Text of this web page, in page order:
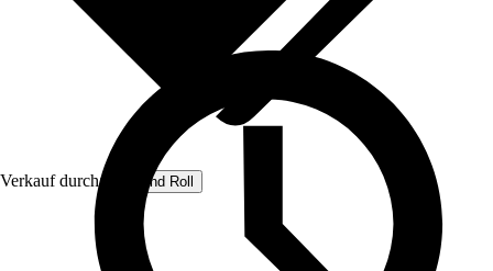
Verkauf durch: Rug and Roll